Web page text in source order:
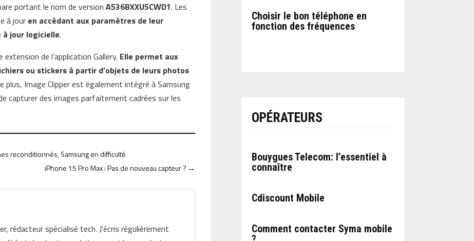
portant le nom de versionA536BXXU5CWD1. Les
à jour en accédant aux paramètres de leur
jour logicielle.
de l’application Gallery. Elle permet aux
ou stickers à partir d’objets de leurs photos
plus, Image Clipper est également intégré à Samsung
capturer des images parfaitement cadrées sur les
reconditionnés, Samsung en difficulté
iPhone 15 Pro Max : Pas de nouveau capteur ? →
rédacteur spécialisé tech. J'écris régulièrement
Choisir le bon téléphone en
fonction des fréquences
OPÉRATEURS
Bouygues Telecom: l’essentiel à
connaître
Cdiscount Mobile
Comment contacter Syma mobile